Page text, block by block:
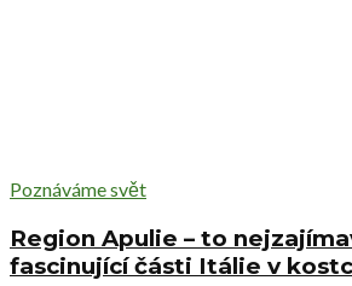
Poznáváme svět
Region Apulie – to
fascinující části Itálie v